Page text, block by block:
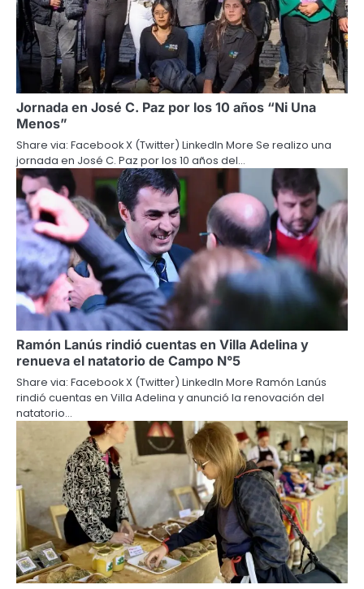
Jornada en José C. Paz por los 10 años “Ni Una
Menos”
Share via: Facebook X (Twitter) LinkedIn More Se realizo una
jornada en José C. Paz por los 10 años del…
Ramón Lanús rindió cuentas en Villa Adelina y
renueva el natatorio de Campo N°5
Share via: Facebook X (Twitter) LinkedIn More Ramón Lanús
rindió cuentas en Villa Adelina y anunció la renovación del
natatorio…